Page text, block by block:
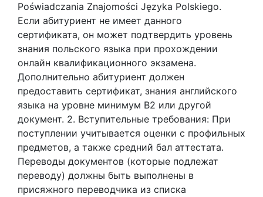
Poświadczania Znajomości Języka Polskiego.
Если абитуриент не имеет данного
сертификата, он может подтвердить уровень
знания польского языка при прохождении
онлайн квалификационного экзамена.
Дополнительно абитуриент должен
предоставить сертификат, знания английского
языка на уровне минимум В2 или другой
документ. 2. Вступительные требования: При
поступлении учитывается оценки с профильных
предметов, а также средний бал аттестата.
Переводы документов (которые подлежат
переводу) должны быть выполнены в
присяжного переводчика из списка